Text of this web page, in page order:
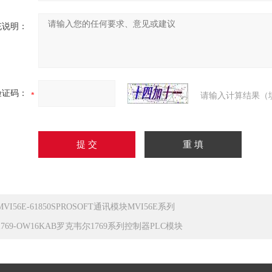
明：
码： 请输入计算结果（
61850SPROSOFT通讯模块MVI56E系列
OW16KAB罗克韦尔1769系列控制器PLC模块